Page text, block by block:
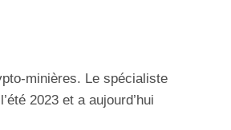
minières. Le spécialiste
2023 et a aujourd’hui